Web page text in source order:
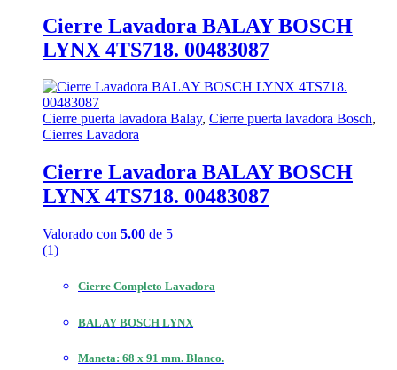
Cierre Lavadora BALAY BOSCH
LYNX 4TS718. 00483087
Cierre puerta lavadora Balay, Cierre puerta lavadora Bosch,
Cierres Lavadora
Cierre Lavadora BALAY BOSCH
LYNX 4TS718. 00483087
Valorado con 5.00 de 5
(1)
Cierre Completo Lavadora
BALAY BOSCH LYNX
Maneta: 68 x 91 mm. Blanco.